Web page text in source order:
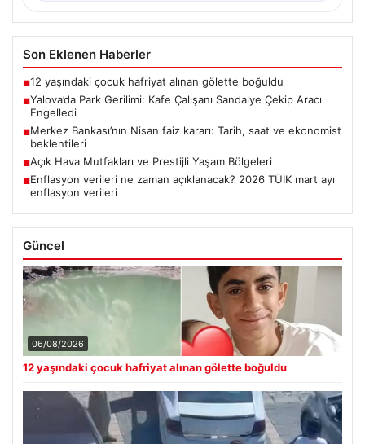
Son Eklenen Haberler
■12 yaşındaki çocuk hafriyat alınan gölette boğuldu
■Yalova’da Park Gerilimi: Kafe Çalışanı Sandalye Çekip Aracı
Engelledi
■Merkez Bankası’nın Nisan faiz kararı: Tarih, saat ve ekonomist
beklentileri
■Açık Hava Mutfakları ve Prestijli Yaşam Bölgeleri
■Enflasyon verileri ne zaman açıklanacak? 2026 TÜİK mart ayı
enflasyon verileri
Güncel
06/08/2026
12 yaşındaki çocuk hafriyat alınan gölette boğuldu